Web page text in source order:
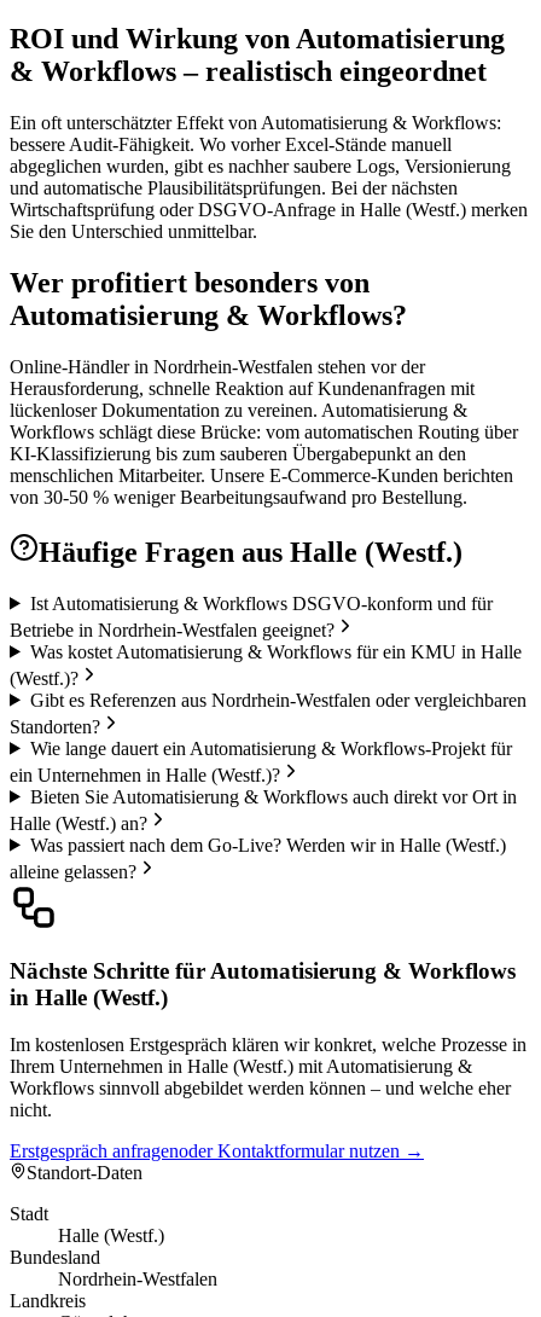
ROI und Wirkung von Automatisierung
& Workflows – realistisch eingeordnet
Ein oft unterschätzter Effekt von Automatisierung & Workflows:
bessere Audit-Fähigkeit. Wo vorher Excel-Stände manuell
abgeglichen wurden, gibt es nachher saubere Logs, Versionierung
und automatische Plausibilitätsprüfungen. Bei der nächsten
Wirtschaftsprüfung oder DSGVO-Anfrage in Halle (Westf.) merken
Sie den Unterschied unmittelbar.
Wer profitiert besonders von
Automatisierung & Workflows?
Online-Händler in Nordrhein-Westfalen stehen vor der
Herausforderung, schnelle Reaktion auf Kundenanfragen mit
lückenloser Dokumentation zu vereinen. Automatisierung &
Workflows schlägt diese Brücke: vom automatischen Routing über
KI-Klassifizierung bis zum sauberen Übergabepunkt an den
menschlichen Mitarbeiter. Unsere E-Commerce-Kunden berichten
von 30-50 % weniger Bearbeitungsaufwand pro Bestellung.
Häufige Fragen aus Halle (Westf.)
Ist Automatisierung & Workflows DSGVO-konform und für
Betriebe in Nordrhein-Westfalen geeignet?
Was kostet Automatisierung & Workflows für ein KMU in Halle
(Westf.)?
Gibt es Referenzen aus Nordrhein-Westfalen oder vergleichbaren
Standorten?
Wie lange dauert ein Automatisierung & Workflows-Projekt für
ein Unternehmen in Halle (Westf.)?
Bieten Sie Automatisierung & Workflows auch direkt vor Ort in
Halle (Westf.) an?
Was passiert nach dem Go-Live? Werden wir in Halle (Westf.)
alleine gelassen?
Nächste Schritte für Automatisierung & Workflows
in Halle (Westf.)
Im kostenlosen Erstgespräch klären wir konkret, welche Prozesse in
Ihrem Unternehmen in Halle (Westf.) mit Automatisierung &
Workflows sinnvoll abgebildet werden können – und welche eher
nicht.
Erstgespräch anfragenoder Kontaktformular nutzen →
Standort-Daten
Stadt
Halle (Westf.)
Bundesland
Nordrhein-Westfalen
Landkreis